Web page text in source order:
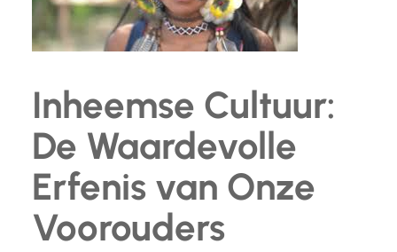
Inheemse Cultuur:
De Waardevolle
Erfenis van Onze
Voorouders